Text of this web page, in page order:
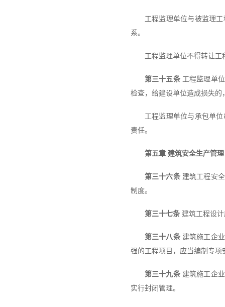
工程监理单位与被监理
系。
工程监理单位不得转让工
第三十五条工程监理单
检查，给建设单位造成损失
工程监理单位与承包单
责任。
第五章 建筑安全生产管理
第三十六条建筑工程安
制度。
第三十七条 建筑工程设
第三十八条建筑施工企
强的工程项目，应当编制专
第三十九条建筑施工企
实行封闭管理。